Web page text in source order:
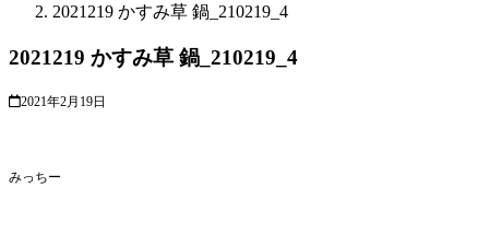
2021219 かすみ草 鍋_210219_4
2021219 かすみ草 鍋_210219_4
2021年2月19日
みっちー